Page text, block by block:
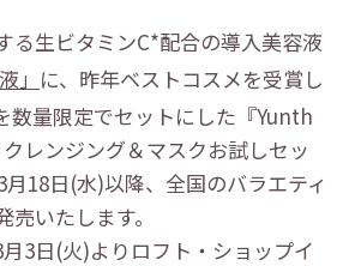
る生ビタミンC*配合の導入美容液
」 に、昨年ベストコスメを受賞し
数量限定でセットにした『Yunth
レンジング＆マスクお試しセッ
月18日(水)以降、全国のバラエティ
いたします。
3日(火)よりロフト・ショップイ
リーム
マスク
ジングクリーム
トクリアフォーム
エアシートマスク
ンクレンジング
容液
セラム
アップUV
美容液
生ビタミンC